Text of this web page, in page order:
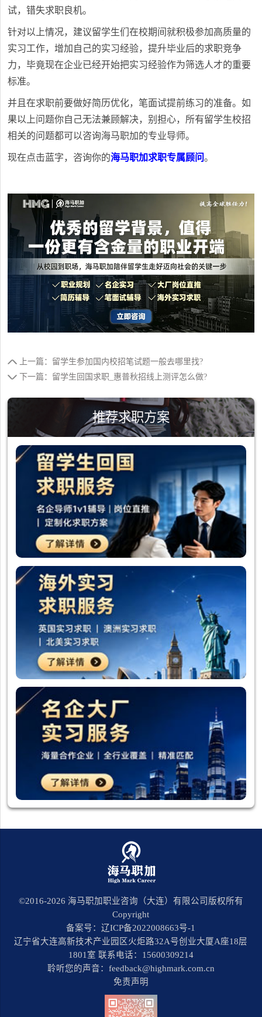
试，错失求职良机。
针对以上情况，建议留学生们在校期间就积极参加高质量的
实习工作，增加自己的实习经验，提升毕业后的求职竞争
力，毕竟现在企业已经开始把实习经验作为筛选人才的重要
标准。
并且在求职前要做好简历优化，笔面试提前练习的准备。如
果以上问题你自己无法兼顾解决，别担心，所有留学生校招
相关的问题都可以咨询海马职加的专业导师。
现在点击蓝字，咨询你的海马职加求职专属顾问。
上一篇：留学生参加国内校招笔试题一般去哪里找?
下一篇：留学生回国求职_惠普秋招线上测评怎么做?
推荐求职方案
©2016-2026 海马职加职业咨询（大连）有限公司版权所有
Copyright
备案号：辽ICP备2022008663号-1
辽宁省大连高新技术产业园区火炬路32A号创业大厦A座18层
1801室 联系电话：15600309214
聆听您的声音：feedback@highmark.com.cn
免责声明